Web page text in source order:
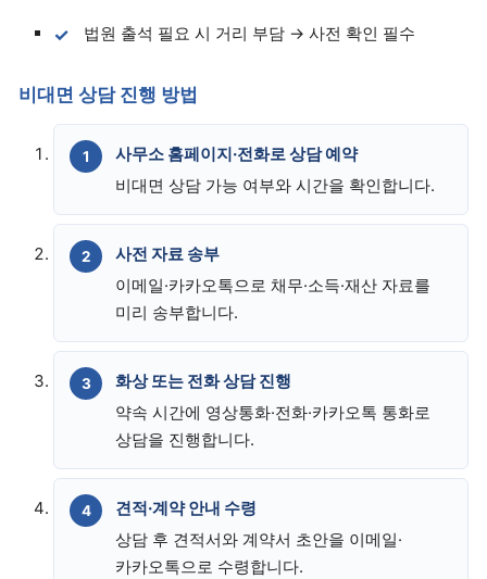
법원 출석 필요 시 거리 부담 → 사전 확인 필수
비대면 상담 진행 방법
사무소 홈페이지·전화로 상담 예약
비대면 상담 가능 여부와 시간을 확인합니다.
사전 자료 송부
이메일·카카오톡으로 채무·소득·재산 자료를
미리 송부합니다.
화상 또는 전화 상담 진행
약속 시간에 영상통화·전화·카카오톡 통화로
상담을 진행합니다.
견적·계약 안내 수령
상담 후 견적서와 계약서 초안을 이메일·
카카오톡으로 수령합니다.